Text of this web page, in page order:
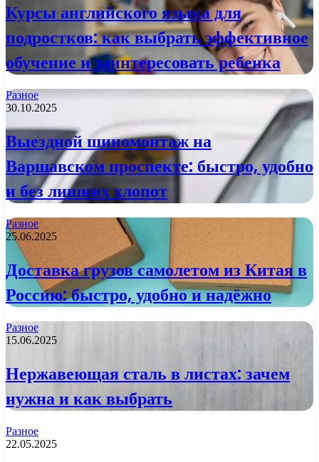
Курсы английского языка для
подростков: как выбрать эффективное
обучение и заинтересовать ребенка
Разное
30.10.2025
Выездной шиномонтаж на
Варшавском проспекте: быстро, удобно
и без лишних хлопот
Разное
25.06.2025
Доставка грузов самолетом из Китая в
Россию: быстро, удобно и надёжно
Разное
15.06.2025
Нержавеющая сталь в листах: зачем
нужна и как выбрать
Разное
22.05.2025